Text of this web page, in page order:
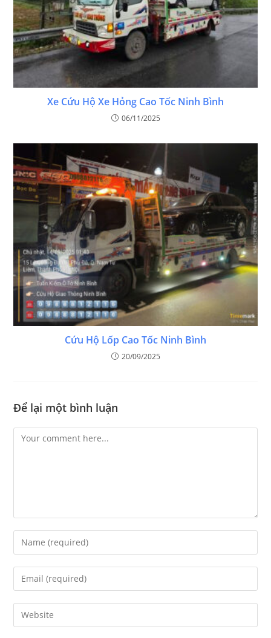
Xe Cứu Hộ Xe Hỏng Cao Tốc Ninh Bình
06/11/2025
Cứu Hộ Lốp Cao Tốc Ninh Bình
20/09/2025
Để lại một bình luận